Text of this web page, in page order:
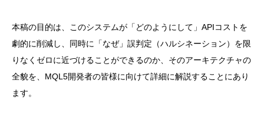
本稿の目的は、このシステムが「どのようにして」APIコストを
劇的に削減し、同時に「なぜ」誤判定（ハルシネーション）を限
りなくゼロに近づけることができるのか、そのアーキテクチャの
全貌を、MQL5開発者の皆様に向けて詳細に解説することにあり
ます。